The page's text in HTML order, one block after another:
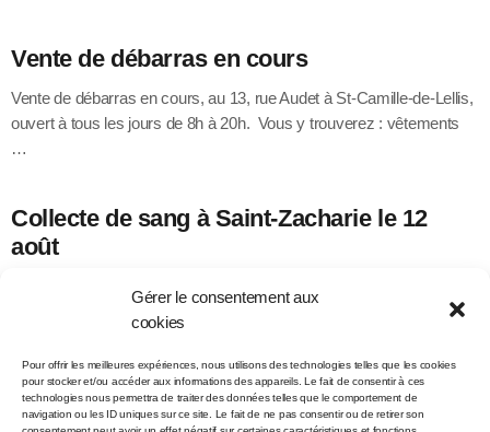
Gérer le consentement aux
cookies
Pour offrir les meilleures expériences, nous utilisons des technologies telles que les cookies
pour stocker et/ou accéder aux informations des appareils. Le fait de consentir à ces
technologies nous permettra de traiter des données telles que le comportement de
navigation ou les ID uniques sur ce site. Le fait de ne pas consentir ou de retirer son
Vente de débarras en cours
Vente de débarras en cours, au 13, rue Audet à St-Camille-de-Lellis,
ouvert à tous les jours de 8h à 20h. Vous y trouverez : vêtements
…
Collecte de sang à Saint-Zacharie le 12
août
Héma-Québec vous invite à participer à une collecte de sang le
mercredi 12 août au Centre municipal des loisirs -Aréna, situé au